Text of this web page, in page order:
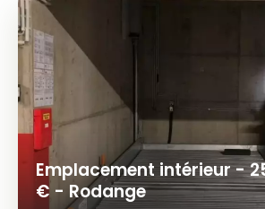
Emplacement intérieur -
€ - Rodange